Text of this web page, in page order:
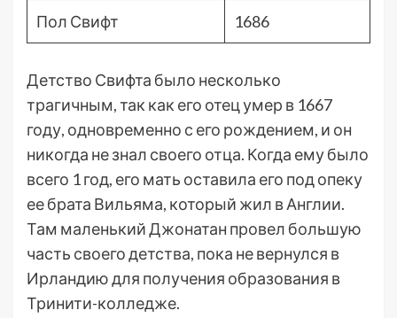
Пол Свифт 1686
Детство Свифта было несколько
трагичным, так как его отец умер в 1667
году, одновременно с его рождением, и он
никогда не знал своего отца. Когда ему было
всего 1 год, его мать оставила его под опеку
ее брата Вильяма, который жил в Англии.
Там маленький Джонатан провел большую
часть своего детства, пока не вернулся в
Ирландию для получения образования в
Тринити-колледже.